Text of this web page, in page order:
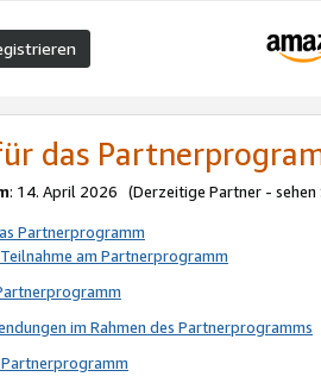
das
: 14. April 2026 (Derzeitige Partner - sehen
Partnerprogramm
am Partnerprogramm
im Rahmen des Partnerprogramms